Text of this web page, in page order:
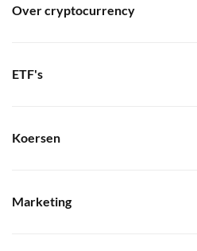
Over cryptocurrency
ETF's
Koersen
Marketing